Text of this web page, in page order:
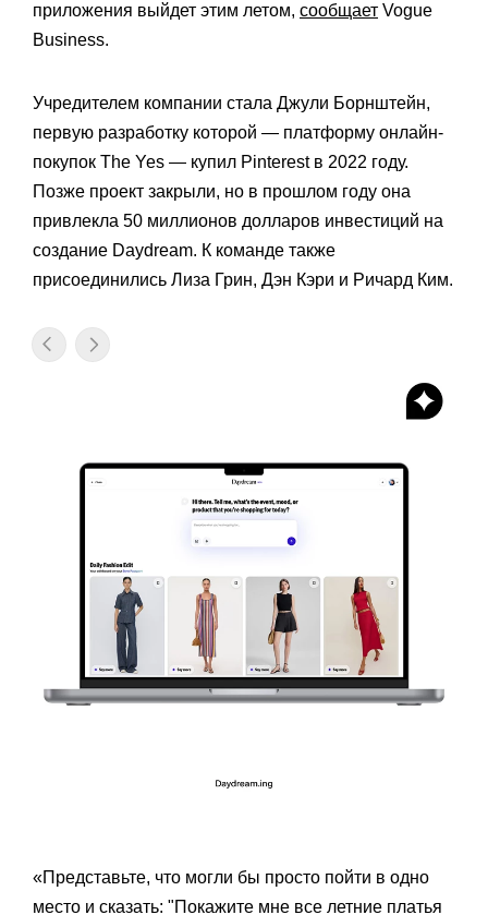
приложения выйдет этим летом, сообщает Vogue
Business.
Учредителем компании стала Джули Борнштейн,
первую разработку которой — платформу онлайн-
покупок The Yes — купил Pinterest в 2022 году.
Позже проект закрыли, но в прошлом году она
привлекла 50 миллионов долларов инвестиций на
создание Daydream. К команде также
присоединились Лиза Грин, Дэн Кэри и Ричард Ким.
«Представьте, что могли бы просто пойти в одно
место и сказать: "Покажите мне все летние платья